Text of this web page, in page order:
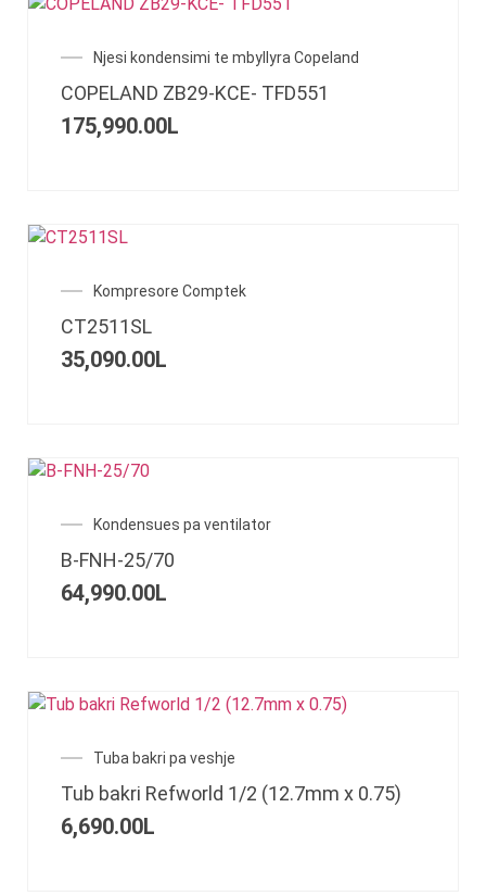
Njesi kondensimi te mbyllyra Copeland
COPELAND ZB29-KCE- TFD551
175,990.00L
Kompresore Comptek
CT2511SL
35,090.00L
Kondensues pa ventilator
B-FNH-25/70
64,990.00L
Tuba bakri pa veshje
Tub bakri Refworld 1/2 (12.7mm x 0.75)
6,690.00L